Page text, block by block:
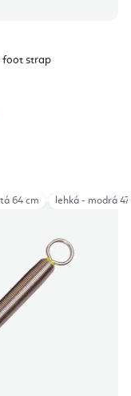
foot strap
64 cm lehká - modrá